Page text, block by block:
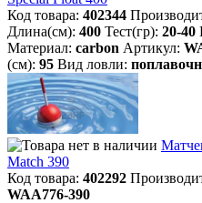
Код товара: 402344
Длина(см): 400 Тест(гр): 20-40
Материал: carbon Артикул:
(см): 95 Вид ловли:
Match 390
Код товара: 402292
WAA776-390